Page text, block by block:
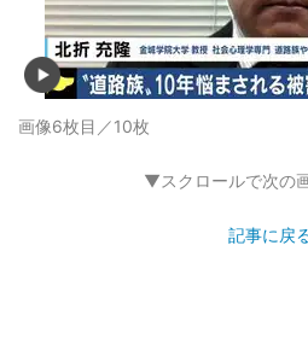
画像6枚目／10枚
▼スクロールで次の
記事に戻